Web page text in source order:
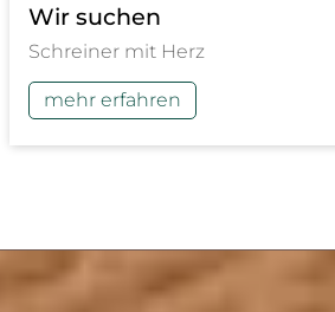
Wir suchen
Schreiner mit Herz
mehr erfahren